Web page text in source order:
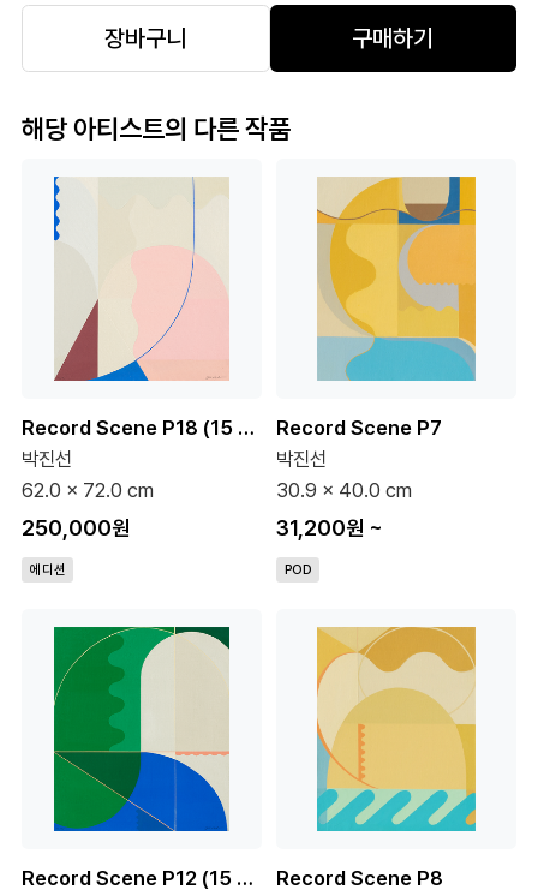
장바구니 구매하기
해당 아티스트의 다른 작품
Record Scene P18 (15 Editions)
박진선
62.0 x 72.0 cm
250,000원
에디션
Record Scene P7
박진선
30.9 x 40.0 cm
31,200원 ~
POD
Record Scene P12 (15 Editions)
Record Scene P8